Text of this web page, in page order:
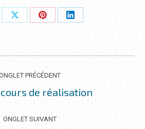
PartagerPartagerPartager
PRÉCÉDENT
Onglet
de réalisation
ONGLET SUIVANT